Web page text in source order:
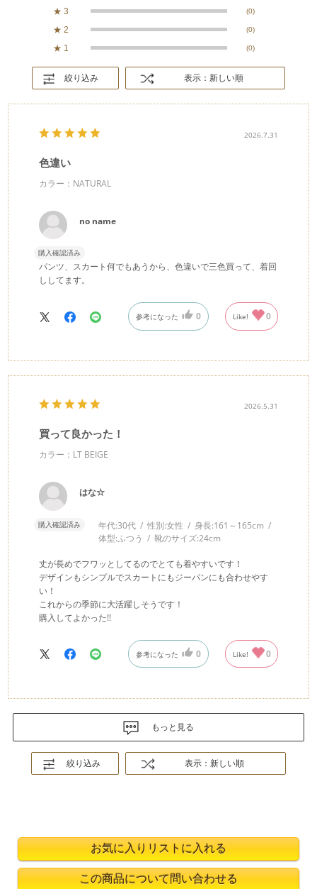
★ 3 (0)
★ 2 (0)
★ 1 (0)
絞り込み 表示：新しい順
2026.7.31
色違い
カラー：NATURAL
no name
購入確認済み
パンツ、スカート何でもあうから、色違いで三色買って、着回
ししてます。
参考になった 0 Like! 0
2026.5.31
買って良かった！
カラー：LT BEIGE
はな☆
購入確認済み 年代:30代 性別:女性 身長:161～165cm
体型:ふつう 靴のサイズ:24cm
丈が長めでフワッとしてるのでとても着やすいです！
デザインもシンプルでスカートにもジーパンにも合わせやす
い！
これからの季節に大活躍しそうです！
購入してよかった!!
参考になった 0 Like! 0
もっと見る
絞り込み 表示：新しい順